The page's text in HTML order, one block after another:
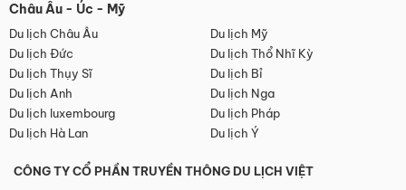
Châu Âu - Úc - Mỹ
Du lịch Châu Âu
Du lịch Mỹ
Du lịch Đức
Du lịch Thổ Nhĩ Kỳ
Du lịch Thụy Sĩ
Du lịch Bỉ
Du lịch Anh
Du lịch Nga
Du lịch luxembourg
Du lịch Pháp
Du lịch Hà Lan
Du lịch Ý
CÔNG TY CỔ PHẦN TRUYỀN THÔNG DU LỊCH VIỆT